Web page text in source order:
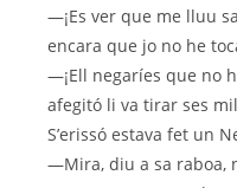
—¡Es ver que me lluu
encara que jo no he
—¡Ell negaríes que no
afegitó li va tirar ses
S’erissó estava fet un
—Mira, diu a sa raboa,